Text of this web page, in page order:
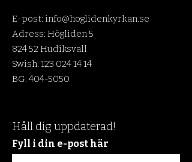
E-post: info@hoglidenkyrkan.se
Adress: Högliden 5
824 52 Hudiksvall
Swish: 123 024 14 14
BG:404-5050
Håll dig uppdaterad!
Fyll i din e-post här